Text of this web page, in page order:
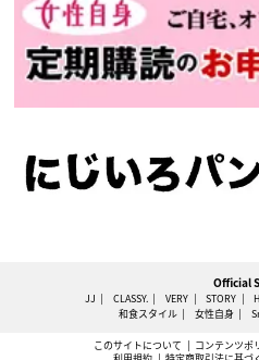
Official
JJ CLASSY. VERY STORY
和食スタイル
女性自身
このサイトについて コンテンツポ